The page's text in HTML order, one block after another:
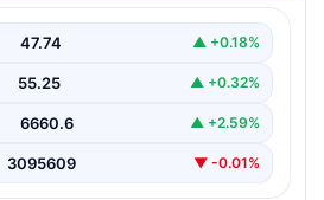
karar açıklandı. Real
47.74 ▲ +0.18%
55.25 ▲ +0.32%
6660.6 ▲ +2.59%
3095609 ▼ -0.01%